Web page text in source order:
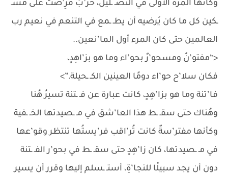
وكأنها المرة الأولى في التضـ ـليل، حر’بٌ فُرِ’ضَت على مسـ
ـكين كل ما كان يُرضيه أن يطـ ـمع في التنعم في نعيم رب
العالمين حتى كان المرء أول الما’نعين..
<“مفتو’نٌ ومسحو’رٌ بحو’اء وما هو بز’اهِدٍ،
فكان سلا’ح حو’اء دومًا العينين الكـ ـحيلة.”>
فا’تنة وما هو بزا’هِدٍ، كانت عبارة عن فـ ـتنة تسيرُ هُنا
وهُناك حتى سقـ ـط هذا العا’شق في مـ ـصيدتها الخـ ـفية
وكأنها مفتر’سةٌ كانت تُر’اقب فر’يستُها تنتظر وقو’عها
في مـ ـصيدتها، كان زا’هِدٍ حتى سقـ ـط في بحو’ر الفـ ـتنة
دون أن يجد سبيلًا للنجا’ةِ، أستـ ـسلم إليها وقرر أن يسير